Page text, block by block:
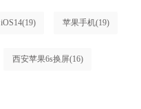
iOS14(19) 苹果手机(19)
西安苹果6s换屏(16)